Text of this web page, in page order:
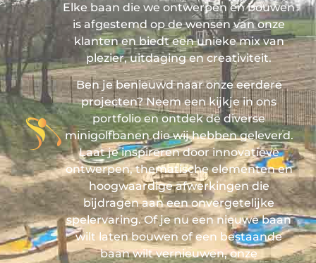
Elke baan die we ontwerpen en bouwen
is afgestemd op de wensen van onze
klanten en biedt een unieke mix van
plezier, uitdaging en creativiteit.
Ben je benieuwd naar onze eerdere
projecten? Neem een kijkje in ons
portfolio en ontdek de diverse
minigolfbanen die wij hebben geleverd.
Laat je inspireren door innovatieve
ontwerpen, thematische elementen en
hoogwaardige afwerkingen die
bijdragen aan een onvergetelijke
spelervaring. Of je nu een nieuwe baan
wilt laten bouwen of een bestaande
baan wilt vernieuwen, onze